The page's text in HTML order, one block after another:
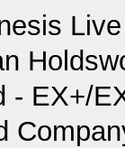
- EX+/